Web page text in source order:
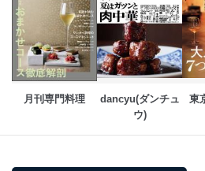
東京都渋谷区南平台町16-11
株式会社富士山マガジンサービス
代表取締役会長 西野 伸一郎
個人情報保護管理者: 経営管理グ
田 嘉也
月刊専門料理
dancyu(ダンチュ
ウ)
東